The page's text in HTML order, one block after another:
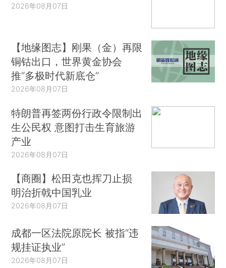
2026年08月07日
【地缘图志】刚果（金）再限
铜钴出口，世界黄金协会
推“多极时代新底仓”
2026年08月07日
特朗普再签两份行政令限制出
生公民权 意图打击生育旅游
产业
2026年08月07日
【商圈】松田克也挥刀止损
明治折戟中国乳业
2026年08月07日
成都一区法院原院长 被指“违
规挂证执业”
2026年08月07日